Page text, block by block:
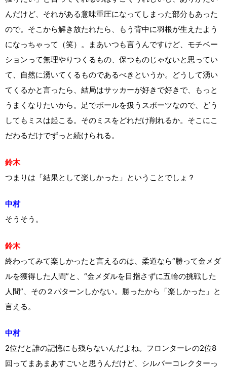
んだけど、それがある意味重圧になってしまった部分もあった
ので。そこから解き放たれたら、もう背中に羽根が生えたよう
になっちゃって（笑）。まあいつも言うんですけど、モチベー
ションって無理やりつくるもの、保つものじゃないと思ってい
て、自然に湧いてくるものであるべきというか。どうして湧い
てくるかと言ったら、結局はサッカーが好きで好きで、もっと
うまくなりたいから。足でボールを扱うスポーツなので、どう
してもミスは起こる。そのミスをどれだけ削れるか。そこにこ
だわるだけでずっと続けられる。
鈴木
つまりは「結果として楽しかった」ということでしょ？
中村
そうそう。
鈴木
終わってみて楽しかったと言えるのは、柔道なら“勝って金メダ
ルを獲得した人間”と、“金メダルを目指さずに五輪の挑戦した
人間”、その２パターンしかない。勝ったから「楽しかった」と
言える。
中村
2位だと誰の記憶にも残らないんだよね。フロンターレの2位8
回ってまあまあすごいと思うんだけど、シルバーコレクターっ